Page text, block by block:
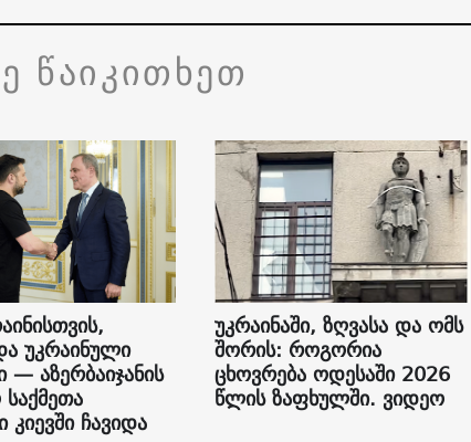
წაიკითხეთ
უკრაინული
აზერბაიჯანის
კიევში ჩავიდა
უკრაინაში, ზღვასა და ომს
შორის: როგორია
ცხოვრება ოდესაში 2026
წლის ზაფხულში. ვიდეო